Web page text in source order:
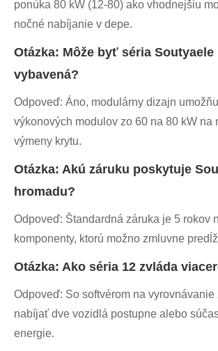
ponúka 80 kW (12-80) ako vhodnejšiu
nočné nabíjanie v depe.
Otázka: Môže byť séria Soutyaele
vybavená?
Odpoveď: Áno, modulárny dizajn
výkonových modulov zo 60 na 80 kW na
výmeny krytu.
Otázka: Akú záruku poskytuje
hromadu?
Odpoveď: Štandardná záruka je 5 rokov
komponenty, ktorú možno zmluvne
Otázka: Ako séria 12 zvláda
Odpoveď: So softvérom na
nabíjať dve vozidlá postupne alebo
energie.